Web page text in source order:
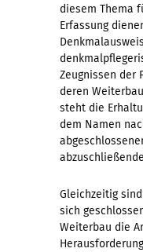
diesem Thema
Erfassung
Zeugnissen der
deren
steht die
dem Namen
Gleichzeitig
sich
Weiterbau die